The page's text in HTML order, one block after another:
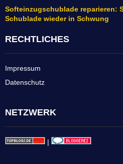
Softeinzugschublade reparieren:
Schublade wieder in Schwung
RECHTLICHES
Impressum
Datenschutz
NETZWERK
|